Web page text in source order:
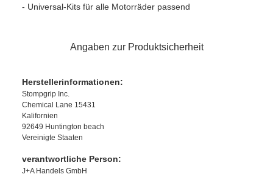
- Universal-Kits für alle Motorräder passend
Angaben zur Produktsicherheit
Herstellerinformationen:
Stompgrip Inc.
Chemical Lane 15431
Kalifornien
92649 Huntington beach
Vereinigte Staaten
verantwortliche Person:
J+A Handels GmbH